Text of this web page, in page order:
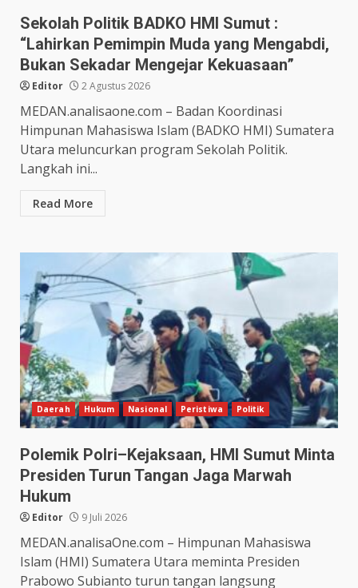
Sekolah Politik BADKO HMI Sumut :
“Lahirkan Pemimpin Muda yang Mengabdi,
Bukan Sekadar Mengejar Kekuasaan”
Editor 2 Agustus 2026
MEDAN.analisaone.com – Badan Koordinasi
Himpunan Mahasiswa Islam (BADKO HMI) Sumatera
Utara meluncurkan program Sekolah Politik.
Langkah ini...
Read More
Daerah Hukum Nasional Peristiwa Politik
Polemik Polri–Kejaksaan, HMI Sumut Minta
Presiden Turun Tangan Jaga Marwah
Hukum
Editor 9 Juli 2026
MEDAN.analisaOne.com – Himpunan Mahasiswa
Islam (HMI) Sumatera Utara meminta Presiden
Prabowo Subianto turun tangan langsung